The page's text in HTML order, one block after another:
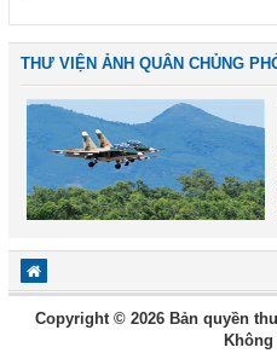
THƯ VIỆN ẢNH QUÂN CHỦNG
Copyright © 2026 Bản quyền
Không